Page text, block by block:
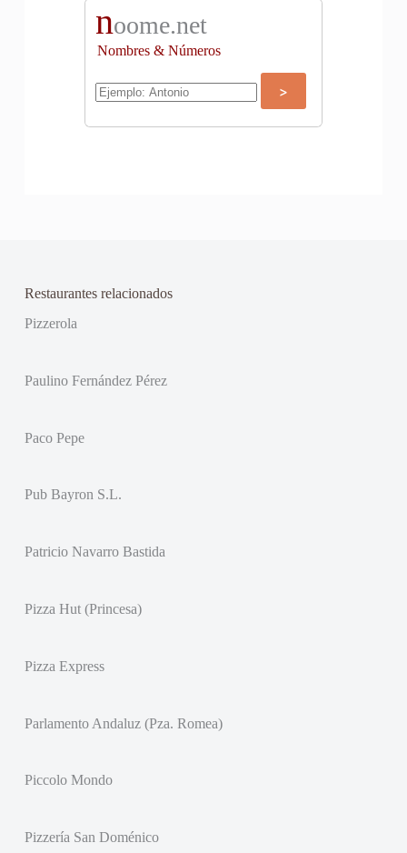
noome.net
Nombres & Números
Restaurantes relacionados
Pizzerola
Paulino Fernández Pérez
Paco Pepe
Pub Bayron S.L.
Patricio Navarro Bastida
Pizza Hut (Princesa)
Pizza Express
Parlamento Andaluz (Pza. Romea)
Piccolo Mondo
Pizzería San Doménico